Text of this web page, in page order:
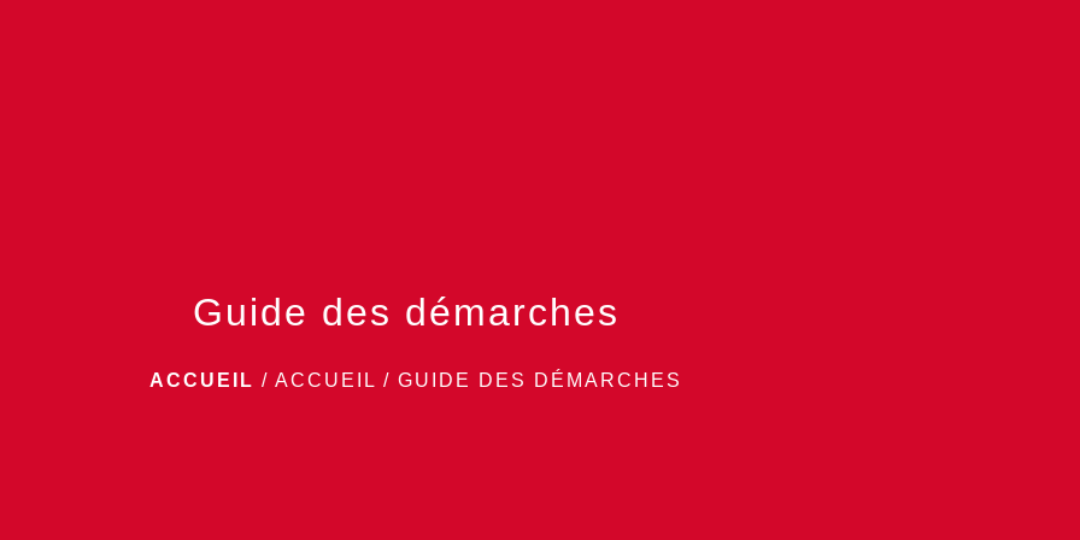
Guide des démarches
ACCUEIL / ACCUEIL / GUIDE DES DÉMARCHES